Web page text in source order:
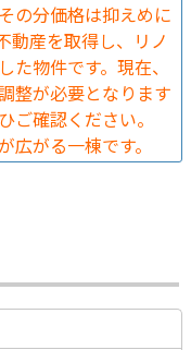
の分価格は抑えめに
動産を取得し、リノ
物件です。現在、
整が必要となります
ご確認ください。
広がる一棟です。